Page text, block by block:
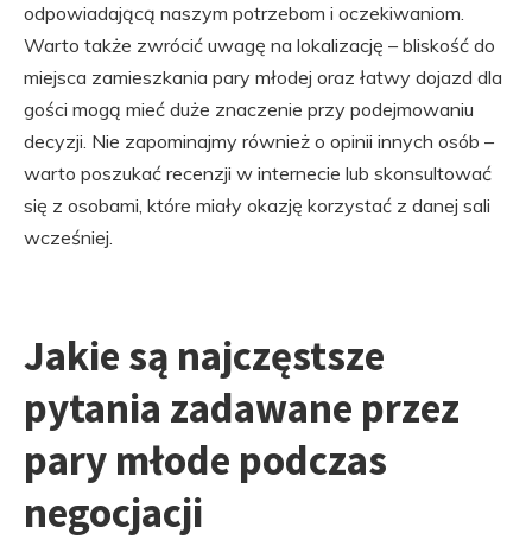
odpowiadającą naszym potrzebom i oczekiwaniom.
Warto także zwrócić uwagę na lokalizację – bliskość do
miejsca zamieszkania pary młodej oraz łatwy dojazd dla
gości mogą mieć duże znaczenie przy podejmowaniu
decyzji. Nie zapominajmy również o opinii innych osób –
warto poszukać recenzji w internecie lub skonsultować
się z osobami, które miały okazję korzystać z danej sali
wcześniej.
Jakie są najczęstsze
pytania zadawane przez
pary młode podczas
negocjacji